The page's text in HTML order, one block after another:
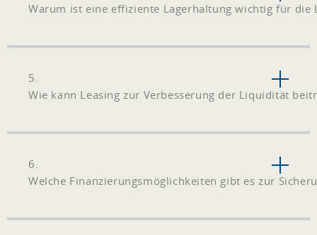
Warum ist eine effiziente Lagerhaltung wichtig für die
5.
Wie kann Leasing zur Verbesserung der Liquidität
6.
Welche Finanzierungsmöglichkeiten gibt es zur